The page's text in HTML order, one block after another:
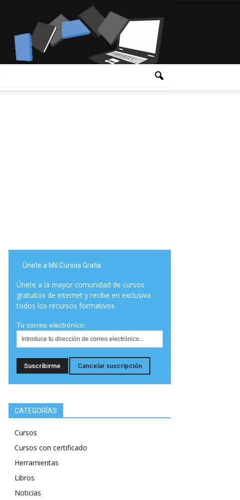
Únete a Mil Cursos Gratis
Únete a la mayor comunidad de cursos
gratuitos de internet y recibe en exclusiva
todos los recursos formativos
Tu correo electrónico:
CATEGORÍAS
Cursos
Cursos con certificado
Herramientas
Libros
Noticias